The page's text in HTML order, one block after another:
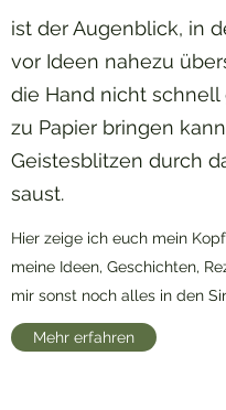
ist der Augenblick, in
vor Ideen nahezu
die Hand nicht schnell
zu Papier bringen
Geistesblitzen durch
saust.
Hier zeige ich euch mein
meine Ideen, Geschichten,
mir sonst noch alles in den
Mehr erfahren